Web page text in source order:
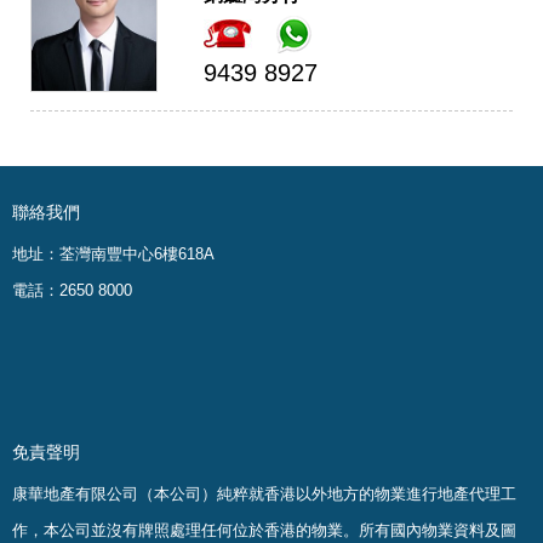
9439 8927
聯絡我們
地址：荃灣南豐中心6樓618A
電話：2650 8000
免責聲明
康華地產有限公司（本公司）純粹就香港以外地方的物業進行地產代理工
作，本公司並沒有牌照處理任何位於香港的物業。 所有國內物業資料及圖